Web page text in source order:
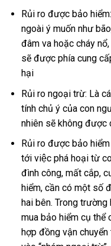
Rủi ro được bảo
ngoài ý muốn như
đâm va hoặc cháy
sẽ được phía cung
hại
Rủi ro ngoại trừ: Là
tính chủ ý của con
nhiên sẽ không được
Rủi ro được bảo
tới việc phá hoại từ
đình công, mất cắp,
hiểm, cần có một số
hai bên. Trong
mua bảo hiểm cụ thể
hợp đồng vận